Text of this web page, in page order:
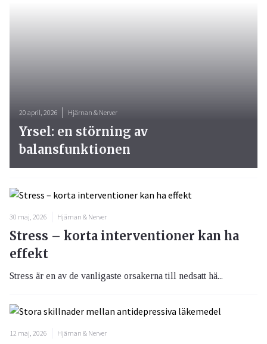
30 maj, 2026 Hjärnan & Nerver
Stress – korta interventioner kan ha
effekt
Stress är en av de vanligaste orsakerna till nedsatt hä...
12 maj, 2026 Hjärnan & Nerver
20 april, 2026 Hjärnan & Nerver
Yrsel: en störning av
balansfunktionen